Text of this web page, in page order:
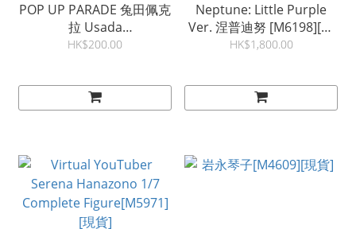
POP UP PARADE 兔田佩克
拉 Usada
Pekorae[M6792][Pre-
HK$200.00
Neptune: Little Purple
Ver. 涅普迪努 [M6198][現
貨]
HK$1,800.00